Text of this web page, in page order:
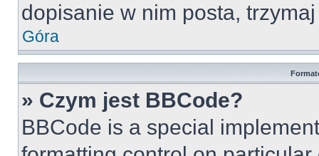
dopisanie w nim posta,
Góra
» Czym jest BBCode?
BBCode is a special